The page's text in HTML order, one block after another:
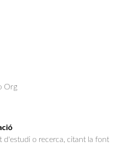
Org
d'estudi o recerca, citant la font